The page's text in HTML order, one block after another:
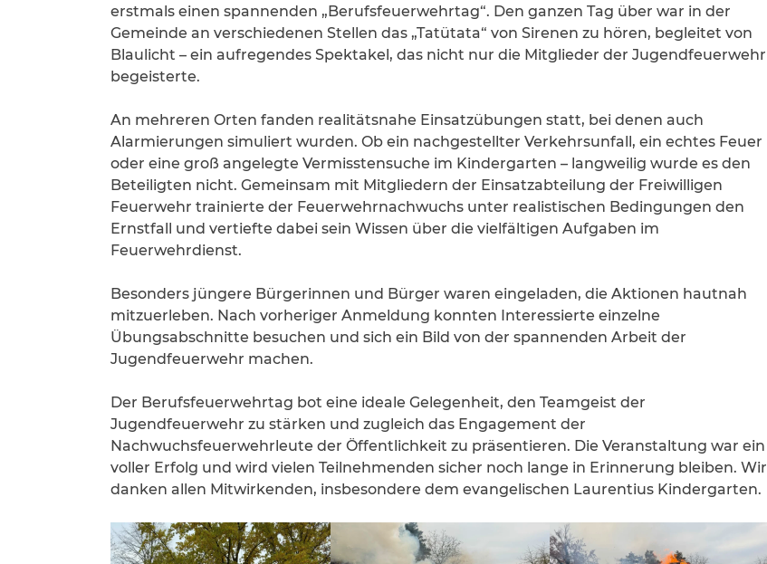
erstmals einen spannenden „Berufsfeuerwehrtag“. Den ganzen Tag über war in der
Gemeinde an verschiedenen Stellen das „Tatütata“ von Sirenen zu hören, begleitet von
Blaulicht – ein aufregendes Spektakel, das nicht nur die Mitglieder der Jugendfeuerwehr
begeisterte.
An mehreren Orten fanden realitätsnahe Einsatzübungen statt, bei denen auch
Alarmierungen simuliert wurden. Ob ein nachgestellter Verkehrsunfall, ein echtes Feuer
oder eine groß angelegte Vermisstensuche im Kindergarten – langweilig wurde es den
Beteiligten nicht. Gemeinsam mit Mitgliedern der Einsatzabteilung der Freiwilligen
Feuerwehr trainierte der Feuerwehrnachwuchs unter realistischen Bedingungen den
Ernstfall und vertiefte dabei sein Wissen über die vielfältigen Aufgaben im
Feuerwehrdienst.
Besonders jüngere Bürgerinnen und Bürger waren eingeladen, die Aktionen hautnah
mitzuerleben. Nach vorheriger Anmeldung konnten Interessierte einzelne
Übungsabschnitte besuchen und sich ein Bild von der spannenden Arbeit der
Jugendfeuerwehr machen.
Der Berufsfeuerwehrtag bot eine ideale Gelegenheit, den Teamgeist der
Jugendfeuerwehr zu stärken und zugleich das Engagement der
Nachwuchsfeuerwehrleute der Öffentlichkeit zu präsentieren. Die Veranstaltung war ein
voller Erfolg und wird vielen Teilnehmenden sicher noch lange in Erinnerung bleiben. Wir
danken allen Mitwirkenden, insbesondere dem evangelischen Laurentius Kindergarten.